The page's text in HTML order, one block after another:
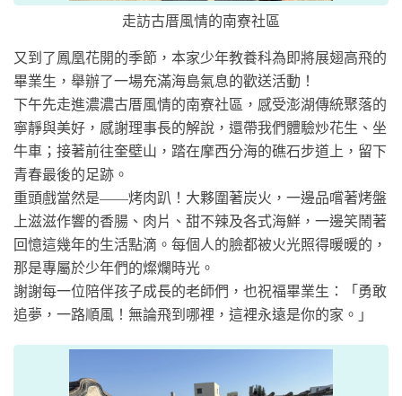
走訪古厝風情的南寮社區
又到了鳳凰花開的季節，本家少年教養科為即將展翅高飛的
畢業生，舉辦了一場充滿海島氣息的歡送活動！
下午先走進濃濃古厝風情的南寮社區，感受澎湖傳統聚落的
寧靜與美好，感謝理事長的解說，還帶我們體驗炒花生、坐
牛車；接著前往奎壁山，踏在摩西分海的礁石步道上，留下
青春最後的足跡。
重頭戲當然是——烤肉趴！大夥圍著炭火，一邊品嚐著烤盤
上滋滋作響的香腸、肉片、甜不辣及各式海鮮，一邊笑鬧著
回憶這幾年的生活點滴。每個人的臉都被火光照得暖暖的，
那是專屬於少年們的燦爛時光。
謝謝每一位陪伴孩子成長的老師們，也祝福畢業生：「勇敢
追夢，一路順風！無論飛到哪裡，這裡永遠是你的家。」